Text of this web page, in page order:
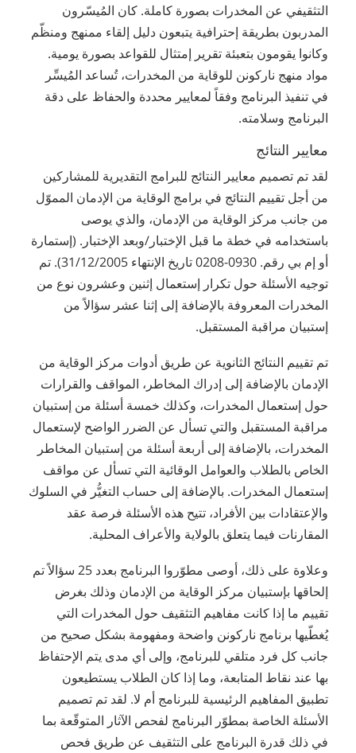
التثقيفي عن المخدرات بصورة كاملة. كان المُيسّرون
المدربون بطريقة إحترافية يتبعون دليل إلقاء ممنهج ومنظّم
وكانوا يقومون بتعبئة تقرير إمتثال للقواعد بصورة يومية.
مواد منهج ناركونن للوقاية من المخدرات، تُساعد المُيسِّر
في تنفيذ البرنامج وفقاً لمعايير محددة والحفاظ على دقة
البرنامج وسلامته.
معايير النتائج
لقد تم تصميم معايير النتائج للبرامج التقديرية للمشاركين
من أجل تقييم النتائج في برامج الوقاية من الإدمان المموّل
من جانب مركز الوقاية من الإدمان، والذي يوصى
باستخدامه في خطة ما قبل الإختبار/وبعد الإختبار. (إستمارة
أو إم بي رقم. 0930-0208 تاريخ الإنتهاء 31/12/2005). تم
توجيه الأسئلة حول تكرار إستعمال إثنين وعشرون نوع من
المخدرات المعروفة بالإضافة إلى إثنا عشر سؤالاً من
إستبيان مراقبة المستقبل.
تم تقييم النتائج الثانوية عن طريق أدوات مركز الوقاية من
الإدمان بالإضافة إلى إدراك المخاطر، المواقف والقرارات
حول إستعمال المخدرات، وكذلك خمسة أسئلة من إستبيان
مراقبة المستقبل والتي تسأل عن الضرر الواضح لإستعمال
المخدرات، بالإضافة إلى أربعة أسئلة من إستبيان المخاطر
الخاص بالطلاب والعوامل الوقائية التي تسأل عن مواقف
إستعمال المخدرات. بالإضافة إلى حساب التغيُّر في السلوك
والإعتقادات بين الأفراد، تتيح هذه الأسئلة فرصة عقد
المقارنات فيما يتعلق بالولاية والأعراف المحلية.
وعلاوة على ذلك، أوصى مطوّروا البرنامج بعدد 25 سؤالاً تم
إلحاقها بإستبيان مركز الوقاية من الإدمان وذلك بغرض
تقييم ما إذا كانت مفاهيم التثقيف حول المخدرات التي
يُغطّيها برنامج ناركونن واضحة ومفهومة بشكل صحيح من
جانب كل فرد متلقي للبرنامج، وإلى أي مدى يتم الإحتفاظ
بها عند نقاط المتابعة، وما إذا كان الطلاب يستطيعون
تطبيق المفاهيم الرئيسية للبرنامج أم لا. لقد تم تصميم
الأسئلة الخاصة بمطوّر البرنامج لفحص الآثار المتوقّعة بما
في ذلك قدرة البرنامج على التثقيف عن طريق فحص